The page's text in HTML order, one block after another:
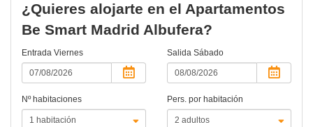
¿Quieres alojarte en el Apartamentos
Be Smart Madrid Albufera?
Entrada Viernes Salida Sábado
Nº habitaciones Pers. por habitación